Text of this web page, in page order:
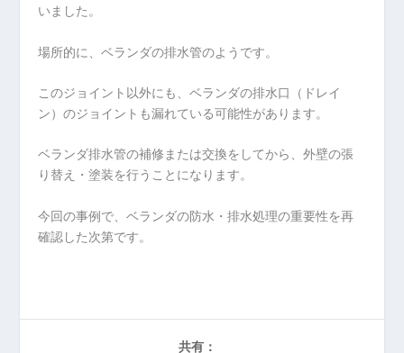
いました。
場所的に、ベランダの排水管のようです。
このジョイント以外にも、ベランダの排水口（ドレイ
ン）のジョイントも漏れている可能性があります。
ベランダ排水管の補修または交換をしてから、外壁の張
り替え・塗装を行うことになります。
今回の事例で、ベランダの防水・排水処理の重要性を再
確認した次第です。
共有：